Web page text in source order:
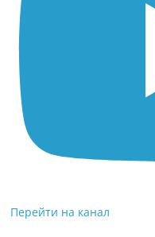
Перейти на канал